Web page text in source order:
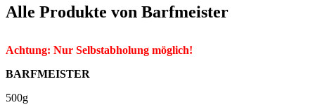
Alle Produkte von Barfmeister
Achtung: Nur Selbstabholung möglich!
BARFMEISTER
500g